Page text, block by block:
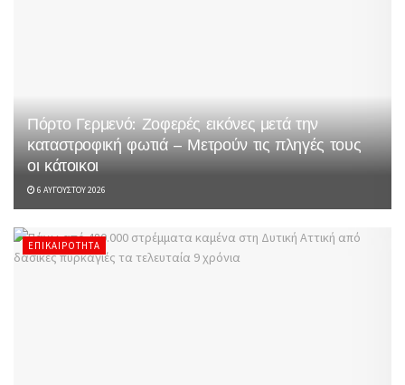
Πόρτο Γερμενό: Ζοφερές εικόνες μετά την
καταστροφική φωτιά – Μετρούν τις πληγές τους
οι κάτοικοι
6 ΑΥΓΟΎΣΤΟΥ 2026
ΕΠΙΚΑΙΡΌΤΗΤΑ